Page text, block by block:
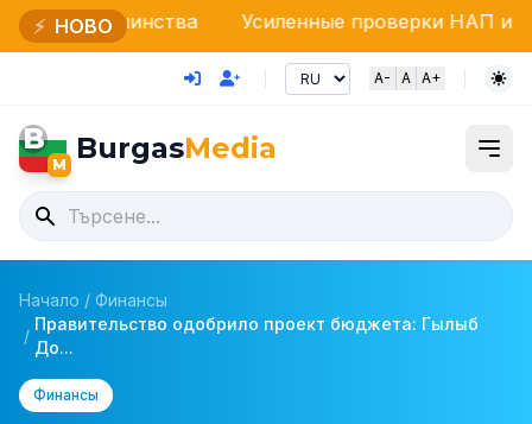
⚡ НОВО
Усиленные проверки НАП и Пограничной
A- A A+
B
M BurgasMedia
Начало / Финансы
/
Правительство одобрило проект бюджета: Гылыб
До...
Финансы